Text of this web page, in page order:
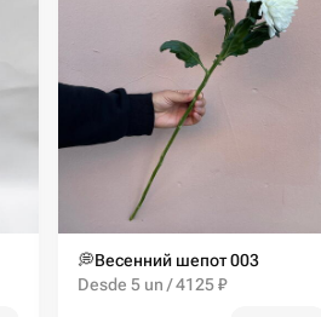
💭Весенний шепот 003
Desde 5 un / 4125 ₽